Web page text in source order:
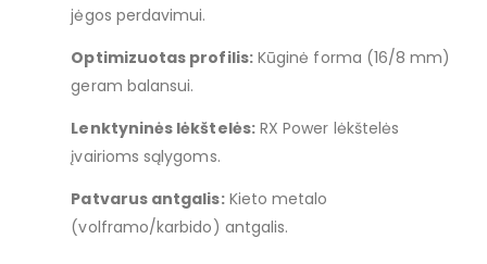
jėgos perdavimui.
Optimizuotas profilis:Kūginė forma (16/8 mm)
geram balansui.
Lenktyninės lėkštelės:RX Power lėkštelės
įvairioms sąlygoms.
Patvarus antgalis:Kieto metalo
(volframo/karbido) antgalis.